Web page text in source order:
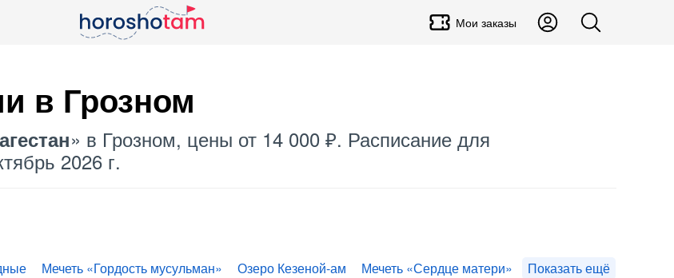
Мои заказы
в Грозном
» в Грозном, цены от 14 000 ₽. Расписание для
2026 г.
Мечеть «Гордость мусульман» Озеро Кезеной-ам Мечеть «Сердце матери» Показать ещё